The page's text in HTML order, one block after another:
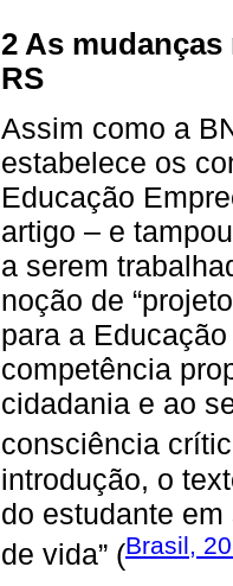
2 As
RS
Assim como a
estabelece os
Educação
artigo – e
a serem
noção de
para a
competência
cidadania e ao
consciência
introdução, o
do estudante
de vida” (Brasil,